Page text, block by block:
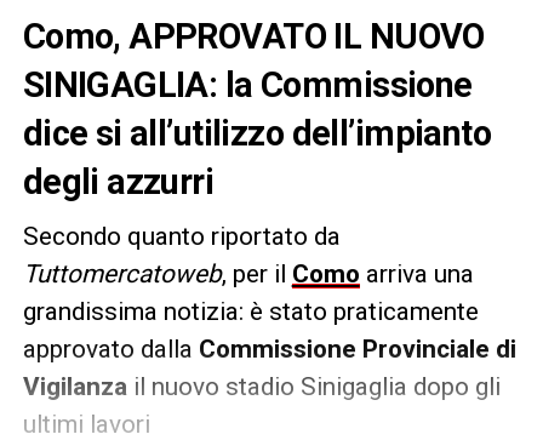
Como, APPROVATO IL NUOVO
SINIGAGLIA: la Commissione
dice si all’utilizzo dell’impianto
degli azzurri
Secondo quanto riportato da
Tuttomercatoweb, per il Como arriva una
grandissima notizia: è stato praticamente
approvato dalla Commissione Provinciale di
Vigilanza il nuovo stadio Sinigaglia dopo gli
ultimi lavori